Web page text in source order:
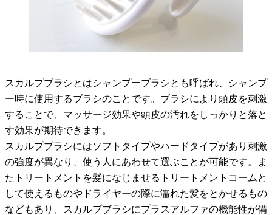
スカルプブラシとはシャンプーブラシとも呼ばれ、シャンプ
ー時に使用するブラシのことです。ブラシにより頭皮を刺激
することで、マッサージ効果や頭皮の汚れをしっかりと落と
す効果が期待できます。
スカルプブラシにはソフトタイプやハードタイプがあり刺激
の強度が異なり、使う人にあわせて選ぶことが可能です。ま
たトリートメントを髪になじませるトリートメントコームと
して使えるものやドライヤーの際に濡れた髪をとかせるもの
などもあり、スカルプブラシにプラスアルファの機能性が備